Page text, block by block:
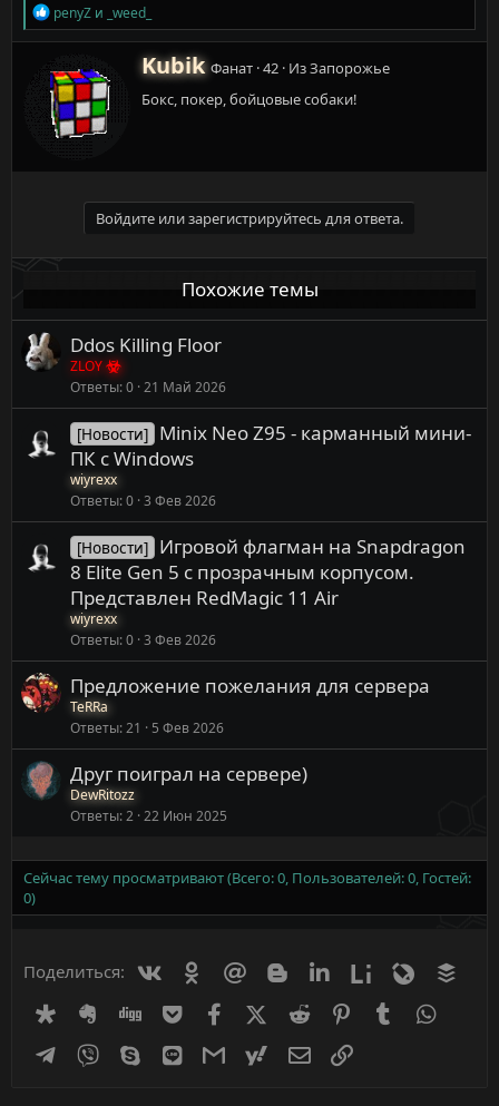
Р
е
а
ц
и
и
:
penyZ и _weed_
А
в
т
Kubik Фанат ·42 · ИзЗапорожье
Бокс, покер, бойцовые собаки!
Войдите или зарегистрируйтесь для ответа.
Похожие темы
Ddos Killing Floor
ZLOY
Ответы 0 21 Май 2026
[Новости] Minix Neo Z95 - карманный мини-
ПК с Windows
wiyrexx
Ответы 0 3 Фев 2026
[Новости] Игровой флагман на Snapdragon
8 Elite Gen 5 с прозрачным корпусом.
Представлен RedMagic 11 Air
wiyrexx
Ответы 0 3 Фев 2026
Предложение пожелания для сервера
TeRRa
Ответы 21 5 Фев 2026
Друг поиграл на сервере)
DewRitozz
Ответы 2 22 Июн 2025
Сейчас тему просматривают (Всего: 0, Пользователей: 0, Гостей:
0)
Поделиться: ВконтактеОдноклассники
Mail.ru BloggerLinkedinLiveinternet
Livejournal
DiasporaEvernoteDigg GetpocketFacebookX (Twitter)
Reddit PinterestTumblr
Telegram
Viber Skype Line GmailyahoomailЭлектронная почта